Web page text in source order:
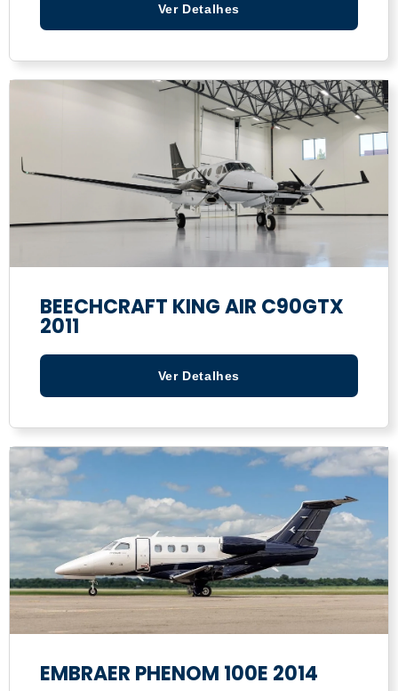
Ver Detalhes
BEECHCRAFT KING AIR C90GTX
2011
Ver Detalhes
EMBRAER PHENOM 100E 2014